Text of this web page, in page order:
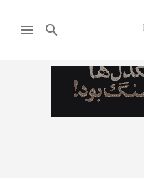
search
menu